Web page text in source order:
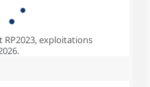
RP2023, exploitations